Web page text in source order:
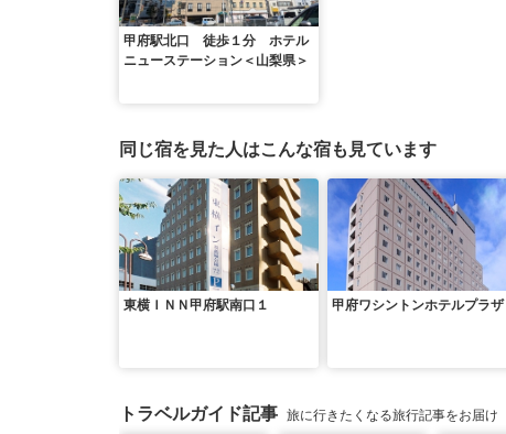
甲府駅北口 徒歩１分 ホテル
ニューステーション＜山梨県＞
同じ宿を見た人はこんな宿も見ています
東横ＩＮＮ甲府駅南口１ 甲府ワシントンホテルプラザ
トラベルガイド記事 旅に行きたくなる旅行記事をお届け